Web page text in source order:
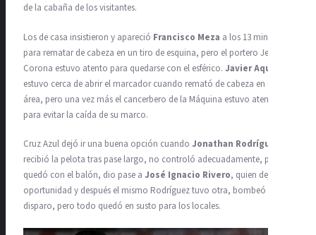
de la cabaña de los visitantes.
Los de casa insistieron y apareció Francisco Meza a los 13 minutos
para rematar de cabeza en un tiro de esquina, pero el portero Jesús
Corona estuvo atento para quedarse con el esférico. Javier Aquino
estuvo cerca de abrir el marcador cuando remató de cabeza en el
área, pero una vez más el cancerbero de la Máquina estuvo atento
para evitar la caída de su marco.
Cruz Azul dejó ir una buena opción cuando Jonathan Rodríguez
recibió la pelota tras pase largo, no controló adecuadamente, pero se
quedó con el balón, dio pase a José Ignacio Rivero, quien dejó ir la
oportunidad y después el mismo Rodríguez tuvo otra, bombeó su
disparo, pero todo quedó en susto para los locales.